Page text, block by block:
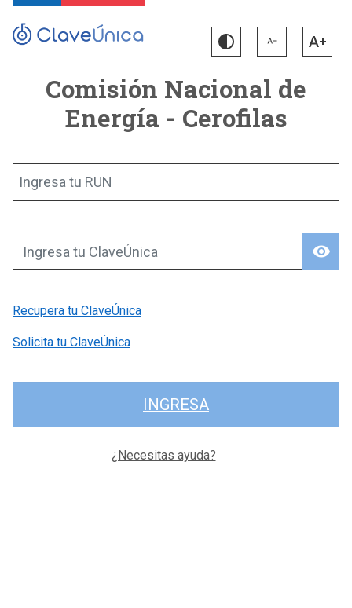
Comisión Nacional de
Energía - Cerofilas
Ingresa tu RUN
visibility
Ingresa tu ClaveÚnica
Recupera tu ClaveÚnica
Solicita tu ClaveÚnica
INGRESA
¿Necesitas ayuda?